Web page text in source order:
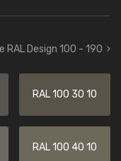
RAL Design 100 - 190
RAL 100 30 10
RAL 100 40 10